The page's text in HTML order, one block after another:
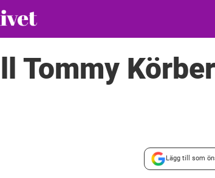
Tommy
Lägg till som